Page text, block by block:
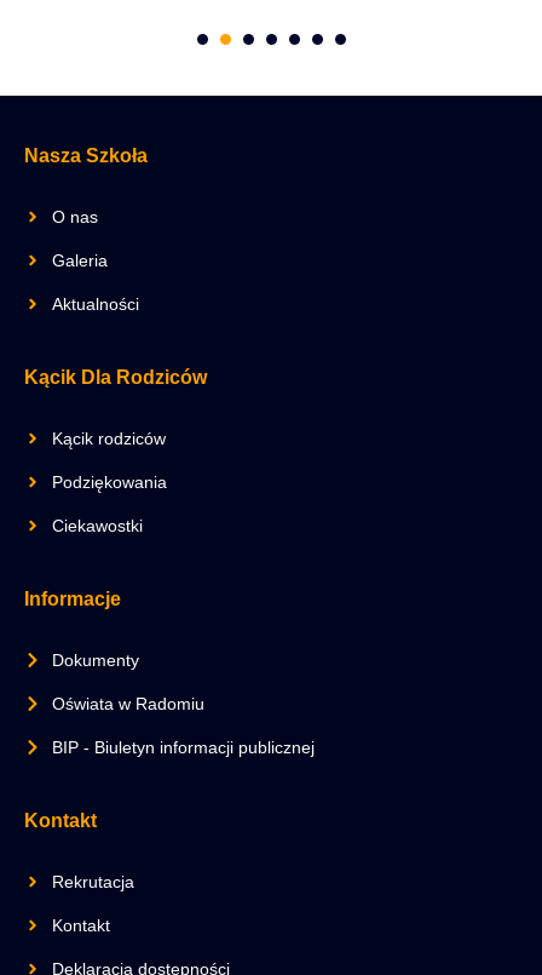
Nasza Szkoła
O nas
Galeria
Aktualności
Kącik Dla Rodziców
Kącik rodziców
Podziękowania
Ciekawostki
Informacje
Dokumenty
Oświata w Radomiu
BIP - Biuletyn informacji publicznej
Kontakt
Rekrutacja
Kontakt
Deklaracja dostępności